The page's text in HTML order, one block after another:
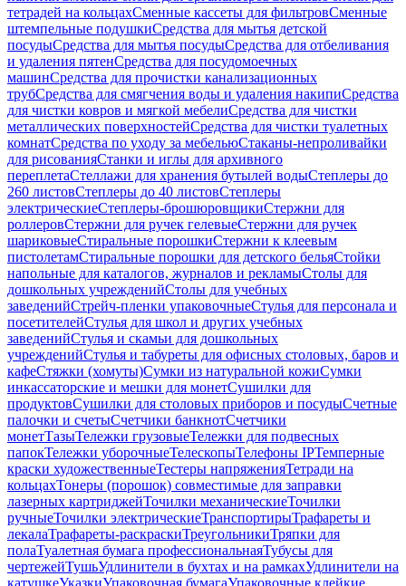
тетрадей на кольцахСменные кассеты для фильтровСменные
штемпельные подушкиСредства для мытья детской
посудыСредства для мытья посудыСредства для отбеливания
и удаления пятенСредства для посудомоечных
машинСредства для прочистки канализационных
трубСредства для смягчения воды и удаления накипиСредства
для чистки ковров и мягкой мебелиСредства для чистки
металлических поверхностейСредства для чистки туалетных
комнатСредства по уходу за мебельюСтаканы-непроливайки
для рисованияСтанки и иглы для архивного
переплетаСтеллажи для хранения бутылей водыСтеплеры до
260 листовСтеплеры до 40 листовСтеплеры
электрическиеСтеплеры-брошюровщикиСтержни для
роллеровСтержни для ручек гелевыеСтержни для ручек
шариковыеСтиральные порошкиСтержни к клеевым
пистолетамСтиральные порошки для детского бельяСтойки
напольные для каталогов, журналов и рекламыСтолы для
дошкольных учрежденийСтолы для учебных
заведенийСтрейч-пленки упаковочныеСтулья для персонала и
посетителейСтулья для школ и других учебных
заведенийСтулья и скамьи для дошкольных
учрежденийСтулья и табуреты для офисных столовых, баров и
кафеСтяжки (хомуты)Сумки из натуральной кожиСумки
инкассаторские и мешки для монетСушилки для
продуктовСушилки для столовых приборов и посудыСчетные
палочки и счетыСчетчики банкнотСчетчики
монетТазыТележки грузовыеТележки для подвесных
папокТележки уборочныеТелескопыТелефоны IPТемперные
краски художественныеТестеры напряженияТетради на
кольцахТонеры (порошок) совместимые для заправки
лазерных картриджейТочилки механическиеТочилки
ручныеТочилки электрическиеТранспортирыТрафареты и
лекалаТрафареты-раскраскиТреугольникиТряпки для
полаТуалетная бумага профессиональнаяТубусы для
чертежейТушьУдлинители в бухтах и на рамкахУдлинители на
катушкеУказкиУпаковочная бумагаУпаковочные клейкие